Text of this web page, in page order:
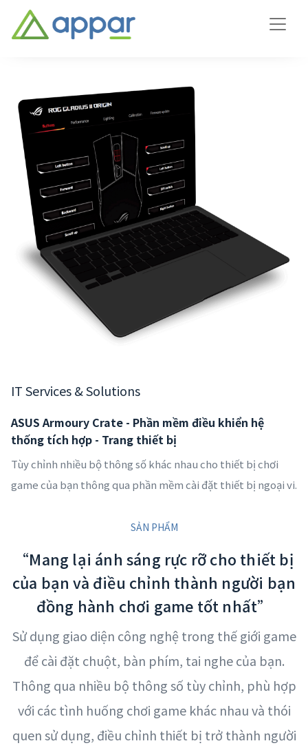
IT Services & Solutions
ASUS Armoury Crate - Phần mềm điều khiển hệ
thống tích hợp - Trang thiết bị
Tùy chỉnh nhiều bộ thông số khác nhau cho thiết bị chơi
game của bạn thông qua phần mềm cài đặt thiết bị ngoại vi.
SẢN PHẨM
“Mang lại ánh sáng rực rỡ cho thiết bị
của bạn và điều chỉnh thành người bạn
đồng hành chơi game tốt nhất”
Sử dụng giao diện công nghệ trong thế giới game
để cài đặt chuột, bàn phím, tai nghe của bạn.
Thông qua nhiều bộ thông số tùy chỉnh, phù hợp
với các tình huống chơi game khác nhau và thói
quen sử dụng, điều chỉnh thiết bị trở thành người